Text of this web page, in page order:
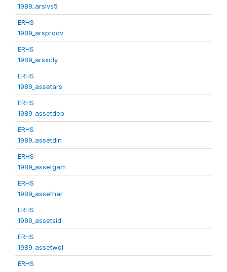
1989_arslvs5
ERHS
1989_arsprodv
ERHS
1989_arsxcly
ERHS
1989_assetars
ERHS
1989_assetdeb
ERHS
1989_assetdin
ERHS
1989_assetgam
ERHS
1989_assethar
ERHS
1989_assetsid
ERHS
1989_assetwol
ERHS